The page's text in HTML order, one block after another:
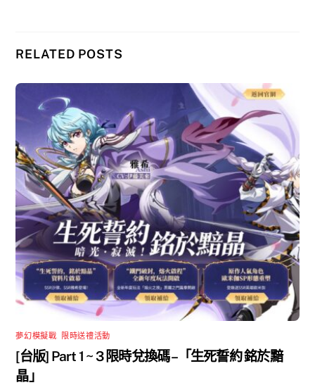
RELATED POSTS
夢幻模擬戰 限時送禮活動
[台版] Part 1 ~ 3 限時兌換碼 –「生死誓約 銘於黯
晶」